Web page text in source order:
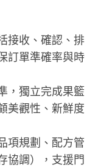
接收、確認、排
訂單準確率與時
，獨立完成果籃
美觀性、新鮮度
項規劃、配方管
協調），支援門